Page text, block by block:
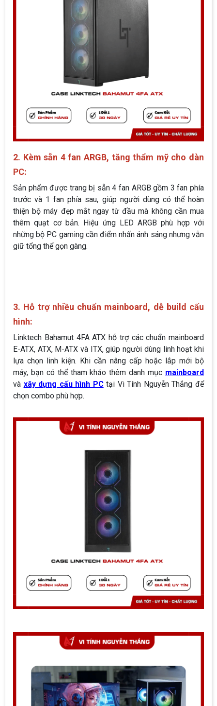
2. Kèm sẵn 4 fan ARGB, tăng thẩm mỹ cho dàn
PC:
Sản phẩm được trang bị sẵn 4 fan ARGB gồm 3 fan phía
trước và 1 fan phía sau, giúp người dùng có thể hoàn
thiện bộ máy đẹp mắt ngay từ đầu mà không cần mua
thêm quạt cơ bản. Hiệu ứng LED ARGB phù hợp với
những bộ PC gaming cần điểm nhấn ánh sáng nhưng vẫn
giữ tổng thể gọn gàng.
3. Hỗ trợ nhiều chuẩn mainboard, dễ build cấu
hình:
Linktech Bahamut 4FA ATX hỗ trợ các chuẩn mainboard
E-ATX, ATX, M-ATX và ITX, giúp người dùng linh hoạt khi
lựa chọn linh kiện. Khi cần nâng cấp hoặc lắp mới bộ
máy, bạn có thể tham khảo thêm danh mục mainboard
và xây dựng cấu hình PCtại Vi Tính Nguyễn Thắng để
chọn combo phù hợp.